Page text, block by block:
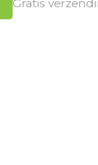
Gratis